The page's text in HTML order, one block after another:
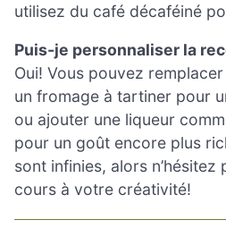
utilisez du café décaféiné
Puis-je personnaliser la
Oui! Vous pouvez
un fromage à tartiner pour
ou ajouter une liqueur
pour un goût encore plus
sont infinies, alors n’hésitez
cours à votre créativité!